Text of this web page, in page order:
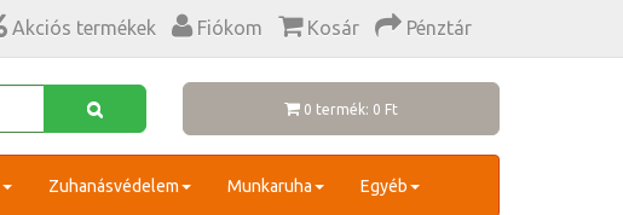
Akciós termékek Fiókom Kosár Pénztár
0 termék: 0 Ft
Zuhanásvédelem Munkaruha Egyéb